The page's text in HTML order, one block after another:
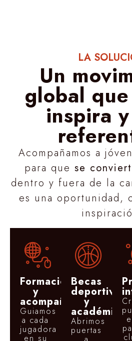
LA
Un
global
inspira
Acompañamos a
para que se
dentro y fuera de la
es una oportunidad,
Formación
y
acompañamiento
Guiamos
a cada
jugadora
en su
Becas
deportivas
y
académicas
Abrimos
puertas